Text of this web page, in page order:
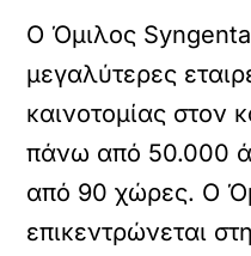
Ο Όμιλος Syngenta
μεγαλύτερες
καινοτομίας στον
πάνω από 50.000
από 90 χώρες. Ο
επικεντρώνεται